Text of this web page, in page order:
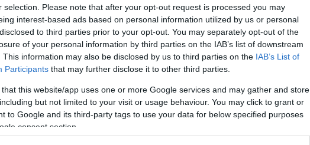
selection. Please note that after your opt-out request is processed you may
interest-based ads based on personal information utilized by us or personal
to third parties prior to your opt-out. You may separately opt-out of the
of your personal information by third parties on the IAB’s list of downstream
This information may also be disclosed by us to third parties on the IAB’s List of
Participants that may further disclose it to other third parties.
that this website/app uses one or more Google services and may gather and store
but not limited to your visit or usage behaviour. You may click to grant or
to Google and its third-party tags to use your data for below specified purposes
consent section.